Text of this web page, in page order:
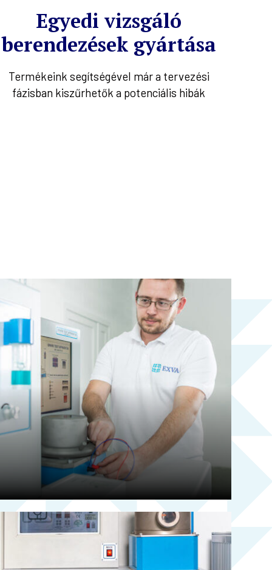
Egyedi vizsgáló
berendezések gyártása
Termékeink segítségével már a tervezési
fázisban kiszűrhetők a potenciális hibák